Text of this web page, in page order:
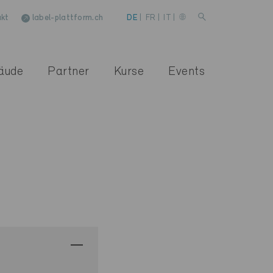
label-plattform.ch DE FR
Partner Kurse Events